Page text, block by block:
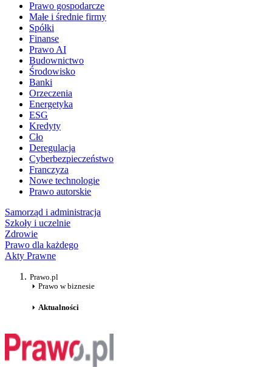
Prawo gospodarcze
Małe i średnie firmy
Spółki
Finanse
Prawo AI
Budownictwo
Środowisko
Banki
Orzeczenia
Energetyka
ESG
Kredyty
Cło
Deregulacja
Cyberbezpieczeństwo
Franczyza
Nowe technologie
Prawo autorskie
Samorząd i administracja
Szkoły i uczelnie
Zdrowie
Prawo dla każdego
Akty Prawne
Prawo.pl
Prawo w biznesie
Aktualności